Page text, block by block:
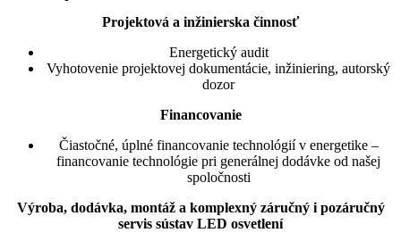
Projektová a inžinierska činnosť
Energetický audit
Vyhotovenie projektovej dokumentácie, inžiniering, autorský
dozor
Financovanie
Čiastočné, úplné financovanie technológií v energetike –
financovanie technológie pri generálnej dodávke od našej
spoločnosti
Výroba, dodávka, montáž a komplexný záručný i pozáručný
servis sústav LED osvetlení